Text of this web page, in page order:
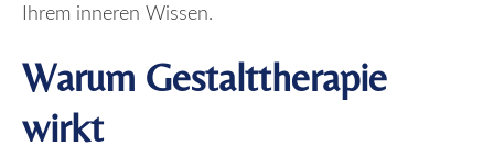
Ihrem inneren Wissen.
Warum Gestalttherapie
wirkt